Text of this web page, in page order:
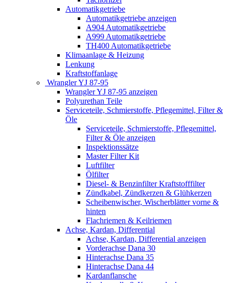
Automatikgetriebe
Automatikgetriebe anzeigen
A904 Automatikgetriebe
A999 Automatikgetriebe
TH400 Automatikgetriebe
Klimaanlage & Heizung
Lenkung
Kraftstoffanlage
Wrangler YJ 87-95
Wrangler YJ 87-95 anzeigen
Polyurethan Teile
Serviceteile, Schmierstoffe, Pflegemittel, Filter &
Öle
Serviceteile, Schmierstoffe, Pflegemittel,
Filter & Öle anzeigen
Inspektionssätze
Master Filter Kit
Luftfilter
Ölfilter
Diesel- & Benzinfilter Kraftstofffilter
Zündkabel, Zündkerzen & Glühkerzen
Scheibenwischer, Wischerblätter vorne &
hinten
Flachriemen & Keilriemen
Achse, Kardan, Differential
Achse, Kardan, Differential anzeigen
Vorderachse Dana 30
Hinterachse Dana 35
Hinterachse Dana 44
Kardanflansche